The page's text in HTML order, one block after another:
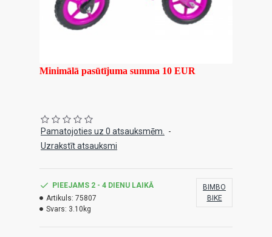
Minimālā pasūtījuma summa 10 EUR
Pamatojoties uz 0 atsauksmēm.
-
Uzrakstīt atsauksmi
PIEEJAMS 2 - 4 DIENU LAIKĀ
Artikuls: 75807
Svars: 3.10kg
BIMBO
BIKE